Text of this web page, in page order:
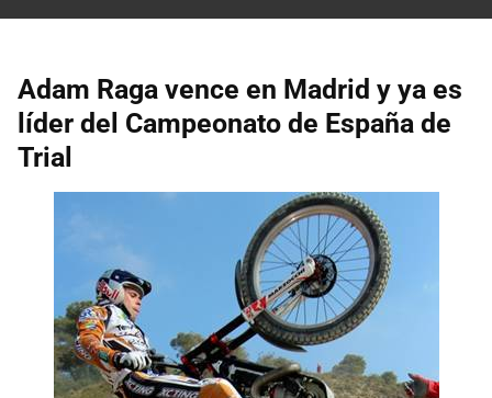
Adam Raga vence en Madrid y ya es
líder del Campeonato de España de
Trial